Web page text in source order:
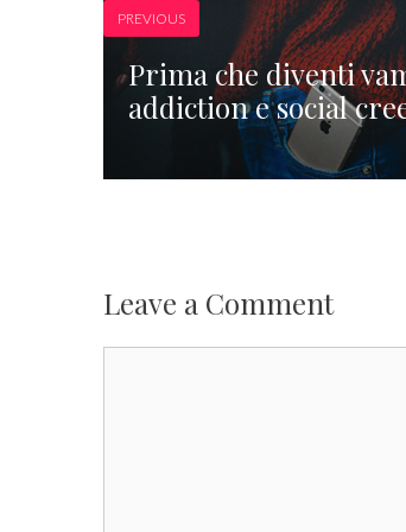
PREVIOUS
Prima che diventi
addiction e social
Leave a Comment